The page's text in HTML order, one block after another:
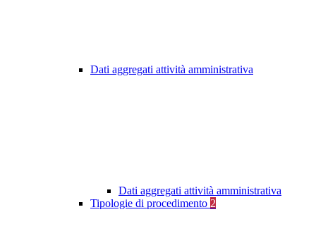
Dati aggregati attività amministrativa
Dati aggregati attività amministrativa
Tipologie di procedimento 2